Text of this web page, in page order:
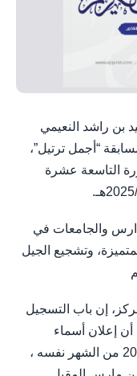
حميد بن راشد النعيمي
“أجمل ترتيل”،
التاسعة عشرة
والجامعات في
وتشجيع الجيل
إن باب التسجيل
أن إعلان أسماء
المتأهلين للتصفيات النهائية سيتم في الـ 20 من الشهر نفسه ،